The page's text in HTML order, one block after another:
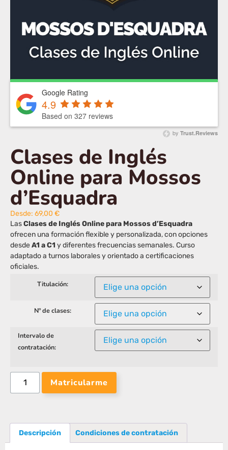
Google Rating
4.9
Based on 327 reviews
by Trust.Reviews
Clases de Inglés
Online para Mossos
d’Esquadra
Desde: 69,00 €
LasClases de Inglés Online para Mossos d’Esquadra
ofrecen una formación flexible y personalizada, con opciones
desdeA1 a C1 y diferentes frecuencias semanales. Curso
adaptado a turnos laborales y orientado a certificaciones
oficiales.
Titulación:
Nº de clases:
Intervalo de
contratación:
Matricularme
Descripción Condiciones de contratación